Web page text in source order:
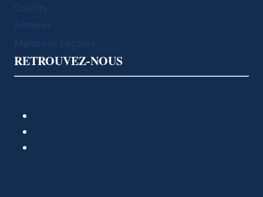
Crédits
Adhérer
Mentions Légales
RETROUVEZ-NOUS